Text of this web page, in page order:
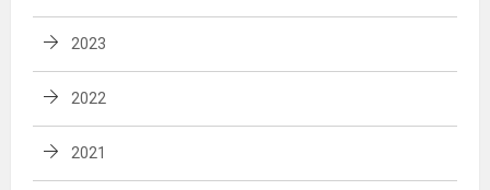
2023
2022
2021